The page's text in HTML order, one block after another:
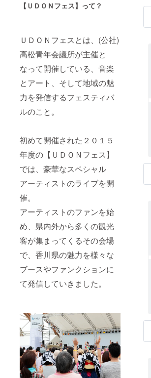
【ＵＤＯＮフェス】って？
ＵＤＯＮフェスとは、(公社)
高松青年会議所が主催と
なって開催している、音楽
とアート、そして地域の魅
力を発信するフェスティバ
ルのこと。
初めて開催された２０１５
年度の【ＵＤＯＮフェス】
では、豪華なスペシャル
アーティストのライブを開
催。
アーティストのファンを始
め、県内外から多くの観光
客が集まってくるその会場
で、香川県の魅力を様々な
ブースやファンクションに
て発信していきました。